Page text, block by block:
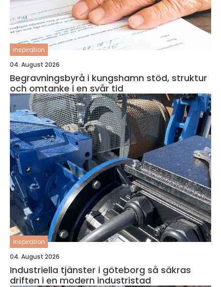
inspiration
04. August 2026
Begravningsbyrå i kungshamn stöd, struktur
och omtanke i en svår tid
inspiration
04. August 2026
Industriella tjänster i göteborg så säkras
driften i en modern industristad